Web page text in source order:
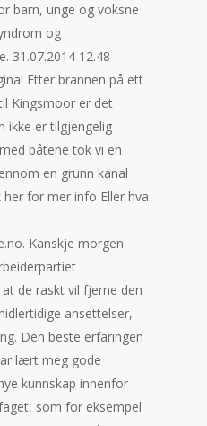
barn, unge og voksne
og
31.07.2014 12.48
Etter brannen på ett
Kingsmoor er det
ikke er tilgjengelig
båtene tok vi en
en grunn kanal
for mer info Eller hva
Kanskje morgen
de raskt vil fjerne den
ansettelser,
Den beste erfaringen
lært meg gode
kunnskap innenfor
som for eksempel